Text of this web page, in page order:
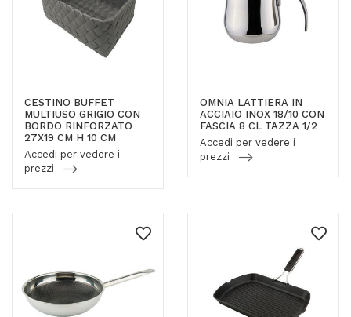
CESTINO BUFFET
MULTIUSO GRIGIO CON
BORDO RINFORZATO
27X19 CM H 10 CM
Accedi per vedere i
prezzi
OMNIA LATTIERA IN
ACCIAIO INOX 18/10 CON
FASCIA 8 CL TAZZA 1/2
Accedi per vedere i
prezzi